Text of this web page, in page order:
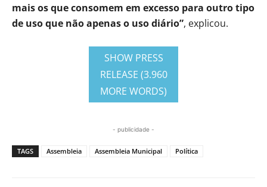
mais os que consomem em excesso para outro tipo
de uso que não apenas o uso diário”, explicou.
SHOW PRESS
RELEASE (3.960
MORE WORDS)
- publicidade -
TAGS Assembleia Assembleia Municipal Política